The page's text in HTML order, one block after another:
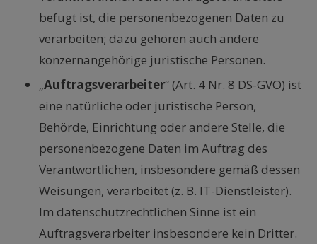
befugt ist, die personenbezogenen Daten zu
verarbeiten; dazu gehören auch andere
konzernangehörige juristische Personen.
„Auftragsverarbeiter“ (Art. 4 Nr. 8 DS-GVO) ist
eine natürliche oder juristische Person,
Behörde, Einrichtung oder andere Stelle, die
personenbezogene Daten im Auftrag des
Verantwortlichen, insbesondere gemäß dessen
Weisungen, verarbeitet (z. B. IT-Dienstleister).
Im datenschutzrechtlichen Sinne ist ein
Auftragsverarbeiter insbesondere kein Dritter.